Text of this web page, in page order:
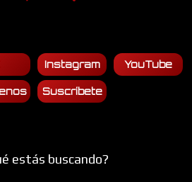
Instagram YouTube
Suscríbete
estás buscando?